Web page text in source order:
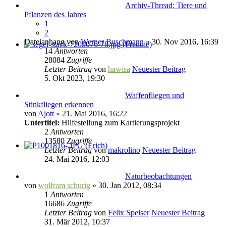
Archiv-Thread: Tiere und
Pflanzen des Jahres
1
2
DateianhangvonWerner Buschmann» 30. Nov 2016, 16:39
14Antworten
28084 Zugriffe
Letzter Beitrag von hawisa Neuester Beitrag
5. Okt 2023, 19:30
Waffenfliegen und
Stinkfliegen erkennen
von Ajott » 21. Mai 2016, 16:22
Untertitel: Hilfestellung zum Kartierungsprojekt
2 Antworten
13580 Zugriffe
Letzter Beitragvonmakrolino Neuester Beitrag
24. Mai 2016, 12:03
Naturbeobachtungen
von wolfram schurig » 30. Jan 2012, 08:34
1 Antworten
16686 Zugriffe
Letzter Beitrag von Felix Speiser Neuester Beitrag
31. Mär 2012, 10:37